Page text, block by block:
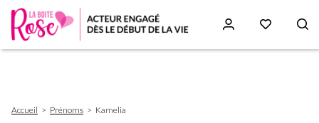
d'Ariane
Accueil Prénoms Kamelia